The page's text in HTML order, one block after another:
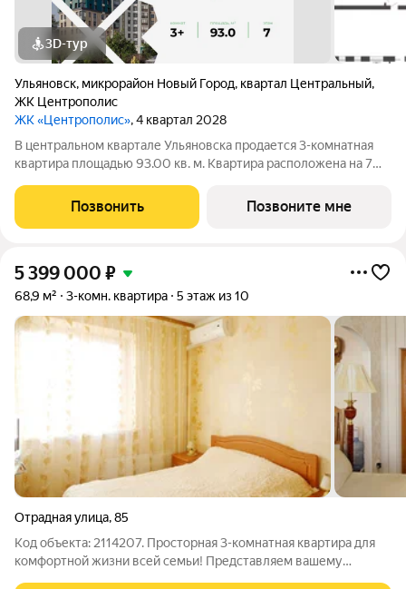
3D-тур
Ульяновск, микрорайон Новый Город, квартал Центральный,
ЖК Центрополис
ЖК «Центрополис», 4 квартал 2028
В центральном квартале Ульяновска продается 3-комнатная
квартира площадью 93.00 кв. м. Квартира расположена на 7
Центрополис. Мечта жить в центре Нового города теперь
осуществима! Квартал Центрополис
Позвонить Позвоните мне
5 399 000 ₽
68,9 м² 3-комн. квартира 5 этаж из 10
Отрадная улица,85
Код объекта: 2114207. Просторная 3-комнатная квартира для
комфортной жизни всей семьи! Представляем вашему